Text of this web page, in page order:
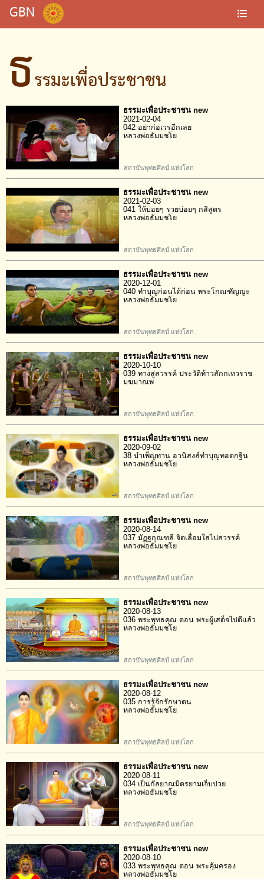
GBN
ธรรมะเพื่อประชาชน
ธรรมะเพื่อประชาชน new
2021-02-04
042 อย่าก่อเวรอีกเลย
หลวงพ่อธัมมชโย
สถาบันพุทธศิลป์ แห่งโลก
ธรรมะเพื่อประชาชน new
2021-02-03
041 ให้บ่อยๆ รวยบ่อยๆ กสิสูตร
หลวงพ่อธัมมชโย
สถาบันพุทธศิลป์ แห่งโลก
ธรรมะเพื่อประชาชน new
2020-12-01
040 ทำบุญก่อนได้ก่อน พระโกณฑัญญะ
หลวงพ่อธัมมชโย
สถาบันพุทธศิลป์ แห่งโลก
ธรรมะเพื่อประชาชน new
2020-10-10
039 ทางสู่สวรรค์ ประวัติท้าวสักกเทวราช
มฆมาณพ
สถาบันพุทธศิลป์ แห่งโลก
ธรรมะเพื่อประชาชน new
2020-09-02
38 บำเพ็ญทาน อานิสงส์ทำบุญทอดกฐิน
หลวงพ่อธัมมชโย
สถาบันพุทธศิลป์ แห่งโลก
ธรรมะเพื่อประชาชน new
2020-08-14
037 มัฏฐกุณฑลี จิตเลื่อมใสไปสวรรค์
หลวงพ่อธัมมชโย
สถาบันพุทธศิลป์ แห่งโลก
ธรรมะเพื่อประชาชน new
2020-08-13
036 พระพุทธคุณ ตอน พระผู้เสด็จไปดีแล้ว
หลวงพ่อธัมมชโย
สถาบันพุทธศิลป์ แห่งโลก
ธรรมะเพื่อประชาชน new
2020-08-12
035 การรู้จักรักษาตน
หลวงพ่อธัมมชโย
สถาบันพุทธศิลป์ แห่งโลก
ธรรมะเพื่อประชาชน new
2020-08-11
034 เป็นกัลยาณมิตรยามเจ็บป่วย
หลวงพ่อธัมมชโย
สถาบันพุทธศิลป์ แห่งโลก
ธรรมะเพื่อประชาชน new
2020-08-10
033 พระพุทธคุณ ตอน พระคุ้มครอง
หลวงพ่อธัมมชโย